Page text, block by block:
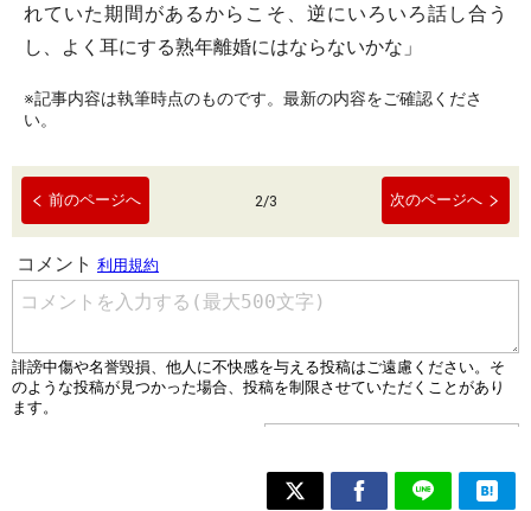
れていた期間があるからこそ、逆にいろいろ話し合う
し、よく耳にする熟年離婚にはならないかな」
※記事内容は執筆時点のものです。最新の内容をご確認くださ
い。
前のページへ 2/3 次のページへ